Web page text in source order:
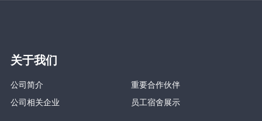
关于我们
公司简介
重要合作伙伴
公司相关企业
员工宿舍展示